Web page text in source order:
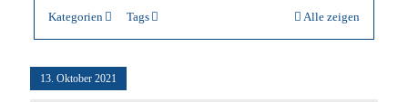
Kategorien Tags Alle zeigen
13. Oktober 2021